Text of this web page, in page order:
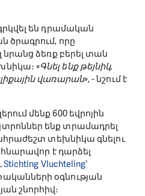
են դրամական
ծրագրում, որը
նրանց ձեռք բերել տան
«Գնել ենք թեյնիկ,
վառարան», - նշում է
մենք 600 եվրոյին
ենք տրամադրել
տեխնիկա գնելու
հնարավոր է դարձել
Stichting Vluchteling՝
օգնության
շնորհիվ։